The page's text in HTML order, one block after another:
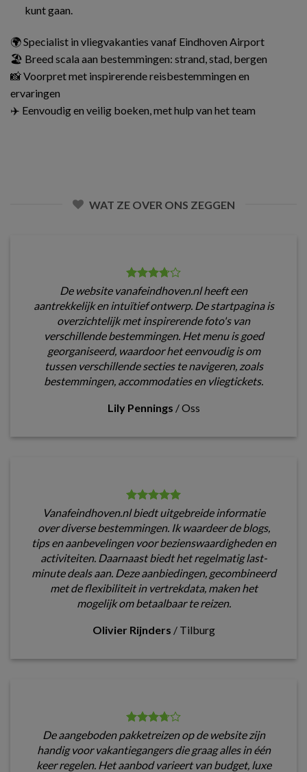
kunt gaan.
🌍 Specialist in vliegvakanties vanaf Eindhoven Airport
🏖️ Breed scala aan bestemmingen: strand, stad, bergen
📸 Voorpret met inspirerende reisbestemmingen en
ervaringen
✈️ Eenvoudig en veilig boeken, met hulp van het team
WAT ZE OVER ONS ZEGGEN
De website vanafeindhoven.nl heeft een
aantrekkelijk en intuïtief ontwerp. De startpagina is
overzichtelijk met inspirerende foto's van
verschillende bestemmingen. Het menu is goed
georganiseerd, waardoor het eenvoudig is om
tussen verschillende secties te navigeren, zoals
bestemmingen, accommodaties en vliegtickets.
Lily Pennings /Oss
Vanafeindhoven.nl biedt uitgebreide informatie
over diverse bestemmingen. Ik waardeer de blogs,
tips en aanbevelingen voor bezienswaardigheden en
activiteiten. Daarnaast biedt het regelmatig last-
minute deals aan. Deze aanbiedingen, gecombineerd
met de flexibiliteit in vertrekdata, maken het
mogelijk om betaalbaar te reizen.
Olivier Rijnders / Tilburg
De aangeboden pakketreizen op de website zijn
handig voor vakantiegangers die graag alles in één
keer regelen. Het aanbod varieert van budget, luxe